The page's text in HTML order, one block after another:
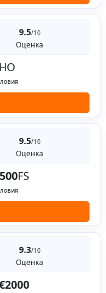
9.5/10
Оценка
9.5/10
Оценка
500FS
9.3/10
Оценка